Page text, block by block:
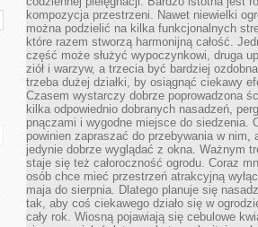
kompozycja przestrzeni. Nawet niewielki
można podzielić na kilka funkcjonalnych
które razem stworzą harmonijną całość.
część może służyć wypoczynkowi, druga
ziół i warzyw, a trzecia być bardziej
trzeba dużej działki, by osiągnąć ciekawy
Czasem wystarczy dobrze poprowadzona
kilka odpowiednio dobranych nasadzeń,
pnączami i wygodne miejsce do siedzenia.
powinien zapraszać do przebywania w nim,
jedynie dobrze wyglądać z okna. Ważnym
staje się też całoroczność ogrodu. Coraz
osób chce mieć przestrzeń atrakcyjną
maja do sierpnia. Dlatego planuje się
tak, aby coś ciekawego działo się w
cały rok. Wiosną pojawiają się cebulowe